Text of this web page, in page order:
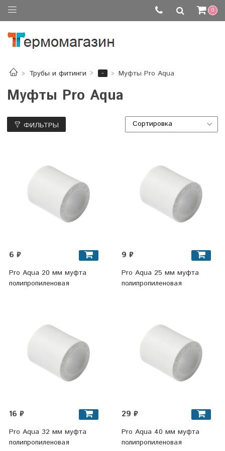
0
Трубы и фитинги - Муфты Pro Aqua
Муфты Pro Aqua
ФИЛЬТРЫ
6 ₽
Pro Aqua 20 мм муфта
полипропиленовая
9 ₽
Pro Aqua 25 мм муфта
полипропиленовая
16 ₽
Pro Aqua 32 мм муфта
полипропиленовая
29 ₽
Pro Aqua 40 мм муфта
полипропиленовая